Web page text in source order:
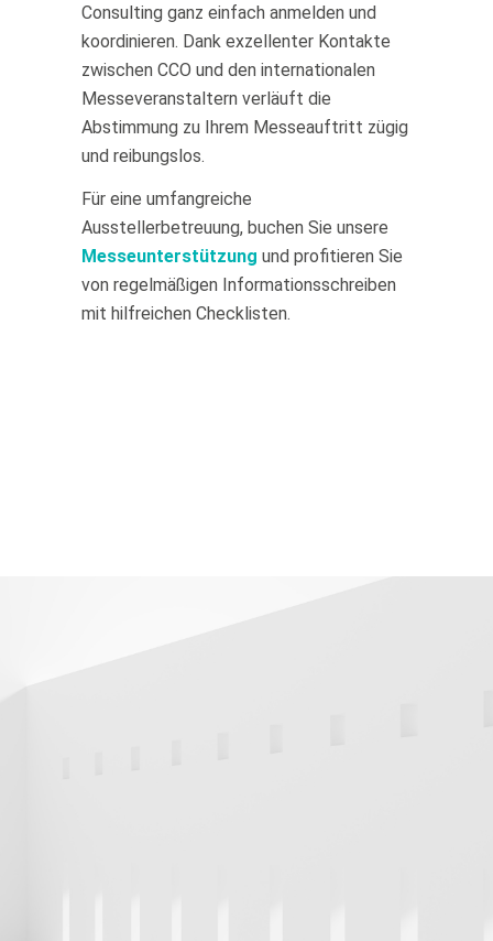
Consulting ganz einfach anmelden und
koordinieren. Dank exzellenter Kontakte
zwischen CCO und den internationalen
Messeveranstaltern verläuft die
Abstimmung zu Ihrem Messeauftritt zügig
und reibungslos.
Für eine umfangreiche
Ausstellerbetreuung, buchen Sie unsere
Messeunterstützung und profitieren Sie
von regelmäßigen Informationsschreiben
mit hilfreichen Checklisten.